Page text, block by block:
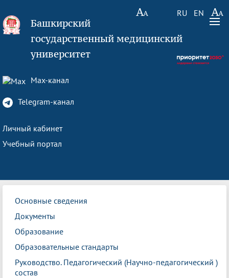
RU EN
Башкирский
государственный медицинский
университет
Max-канал
Telegram-канал
Личный кабинет
Учебный портал
Основные сведения
Документы
Образование
Образовательные стандарты
Руководство. Педагогический (Научно-педагогический )
состав